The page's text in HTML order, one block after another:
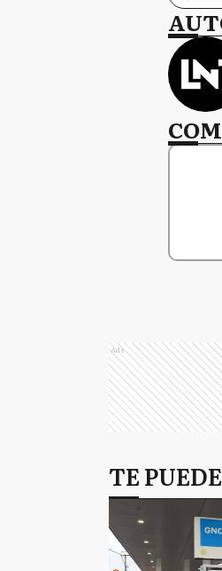
Ads
TE